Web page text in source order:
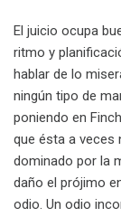
El juicio ocupa
ritmo y
hablar de lo
ningún tipo de
poniendo en
que ésta a veces
dominado por la
daño el prójimo
odio. Un odio